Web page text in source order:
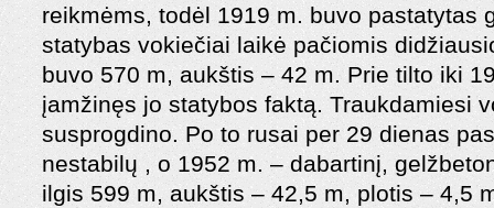
reikmėms, todėl 1919 m. buvo pastatytas
statybas vokiečiai laikė pačiomis
buvo 570 m, aukštis – 42 m. Prie tilto iki
įamžinęs jo statybos faktą. Traukdamiesi
susprogdino. Po to rusai per 29 dienas
nestabilų , o 1952 m. – dabartinį,
ilgis 599 m, aukštis – 42,5 m, plotis – 4,5